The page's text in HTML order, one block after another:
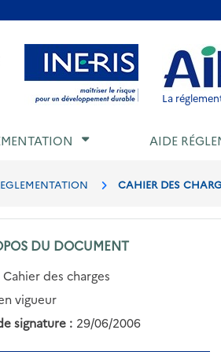
Aller au menu Aller au
La
AIDE
CAHIER DES
DU DOCUMENT
Cahier des charges
vigueur
signature : 29/06/2006